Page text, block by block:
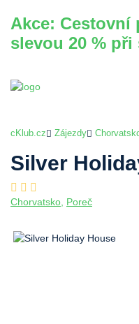
Akce: Cestovní
slevou 20 %
cKlub.cz Zájezdy
Silver
Chorvatsko Poreč